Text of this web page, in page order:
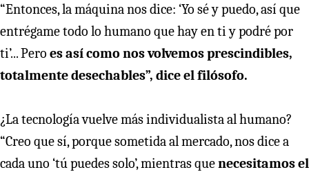
“Entonces, la máquina nos dice: ‘Yo sé y puedo, así que
entrégame todo lo humano que hay en ti y podré por
ti’... Pero es así como nos volvemos prescindibles,
totalmente desechables”, dice el filósofo.
¿La tecnología vuelve más individualista al humano?
“Creo que sí, porque sometida al mercado, nos dice a
cada uno ‘tú puedes solo’, mientras quenecesitamos el